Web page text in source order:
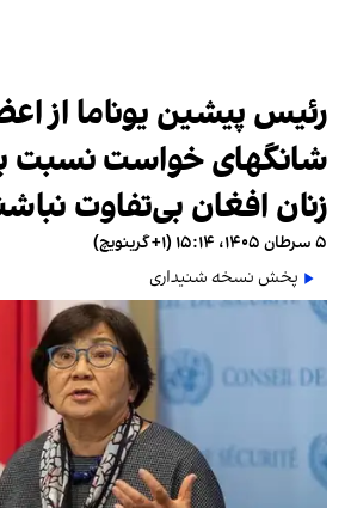
رئیس پیشین یوناما از
شانگهای خواست نسبت
زنان افغان بی‌تفاوت
۵ سرطان ۱۴۰۵، ۱۵:۱۴ (‎+۱ گرینویچ)
پخش نسخه شنیداری